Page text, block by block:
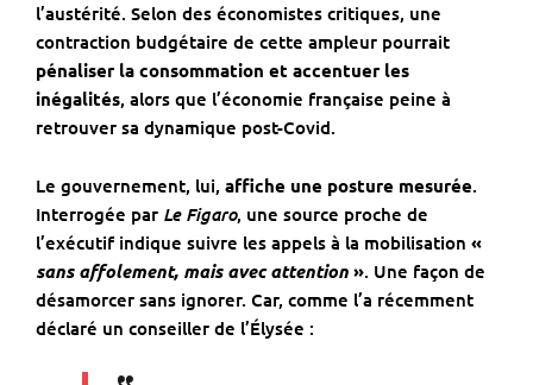
l’austérité. Selon des économistes critiques, une
contraction budgétaire de cette ampleur pourrait
pénaliser la consommation et accentuer les
inégalités, alors que l’économie française peine à
retrouver sa dynamique post-Covid.
Le gouvernement, lui, affiche une posture mesurée.
Interrogée par Le Figaro, une source proche de
l’exécutif indique suivre les appels à la mobilisation «
sans affolement, mais avec attention ». Une façon de
désamorcer sans ignorer. Car, comme l’a récemment
déclaré un conseiller de l’Élysée :